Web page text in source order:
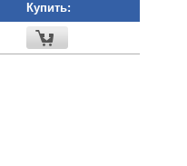
Купить: